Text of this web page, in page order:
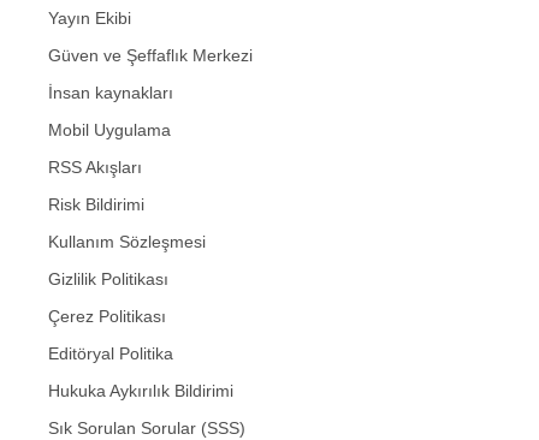
Yayın Ekibi
Güven ve Şeffaflık Merkezi
İnsan kaynakları
Mobil Uygulama
RSS Akışları
Risk Bildirimi
Kullanım Sözleşmesi
Gizlilik Politikası
Çerez Politikası
Editöryal Politika
Hukuka Aykırılık Bildirimi
Sık Sorulan Sorular (SSS)